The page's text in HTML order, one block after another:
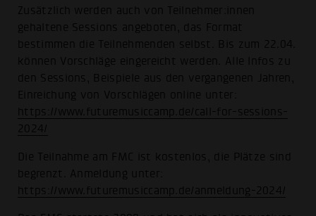
Zusätzlich werden auch von Teilnehmer:innen
gehaltene Sessions angeboten, das Format
bestimmen die Teilnehmenden selbst. Bis zum 22.04.
können Vorschläge eingereicht werden. Alle Infos zu
den Sessions, Beispiele aus den vergangenen Jahren,
Einreichung von Vorschlägen online unter:
https://www.futuremusiccamp.de/call-for-sessions-
2024/
Die Teilnahme am FMC ist kostenlos, die Plätze sind
begrenzt. Anmeldung unter:
https://www.futuremusiccamp.de/anmeldung-2024/